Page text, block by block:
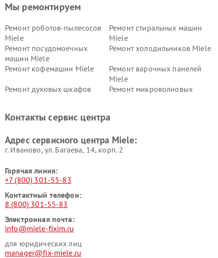
Мы ремонтируем
Ремонт роботов-пылесосов
Miele
Ремонт стиральных машин
Miele
Ремонт посудомоечных
машин Miele
Ремонт холодильников Miele
Ремонт кофемашин Miele
Ремонт варочных панелей
Miele
Ремонт духовых шкафов
Ремонт микроволновых
Miele
Miele
пылесосов Miele
Контакты сервис центра
Адрес сервисного центра Miele:
г. Иваново, ул. Багаева, 14, корп. 2
Горячая линия:
+7 (800) 301-55-83
Контактный телефон:
8 (800) 301-55-83
Электронная почта:
info@miele-fixim.ru
для юридических лиц
manager@fix-miele.ru